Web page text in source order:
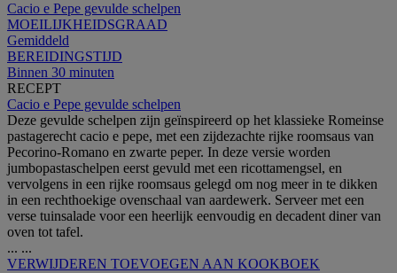
Cacio e Pepe gevulde schelpen
MOEILIJKHEIDSGRAAD
Gemiddeld
BEREIDINGSTIJD
Binnen 30 minuten
RECEPT
Cacio e Pepe gevulde schelpen
Deze gevulde schelpen zijn geïnspireerd op het klassieke Romeinse
pastagerecht cacio e pepe, met een zijdezachte rijke roomsaus van
Pecorino-Romano en zwarte peper. In deze versie worden
jumbopastaschelpen eerst gevuld met een ricottamengsel, en
vervolgens in een rijke roomsaus gelegd om nog meer in te dikken
in een rechthoekige ovenschaal van aardewerk. Serveer met een
verse tuinsalade voor een heerlijk eenvoudig en decadent diner van
oven tot tafel.
... ...
VERWIJDEREN TOEVOEGEN AAN KOOKBOEK